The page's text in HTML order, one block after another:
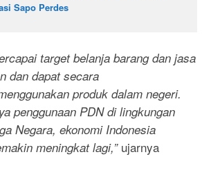
Sapo Perdes
target belanja barang dan jasa
dan dapat secara
produk dalam negeri.
penggunaan PDN di lingkungan
Negara, ekonomi Indonesia
meningkat lagi,”ujarnya